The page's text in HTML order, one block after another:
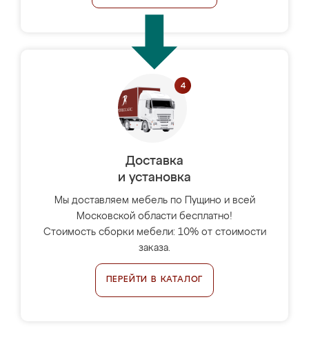
Доставка
и установка
Мы доставляем мебель по Пущино и всей
Московской области бесплатно!
Стоимость сборки мебели: 10% от стоимости
заказа.
ПЕРЕЙТИ В КАТАЛОГ